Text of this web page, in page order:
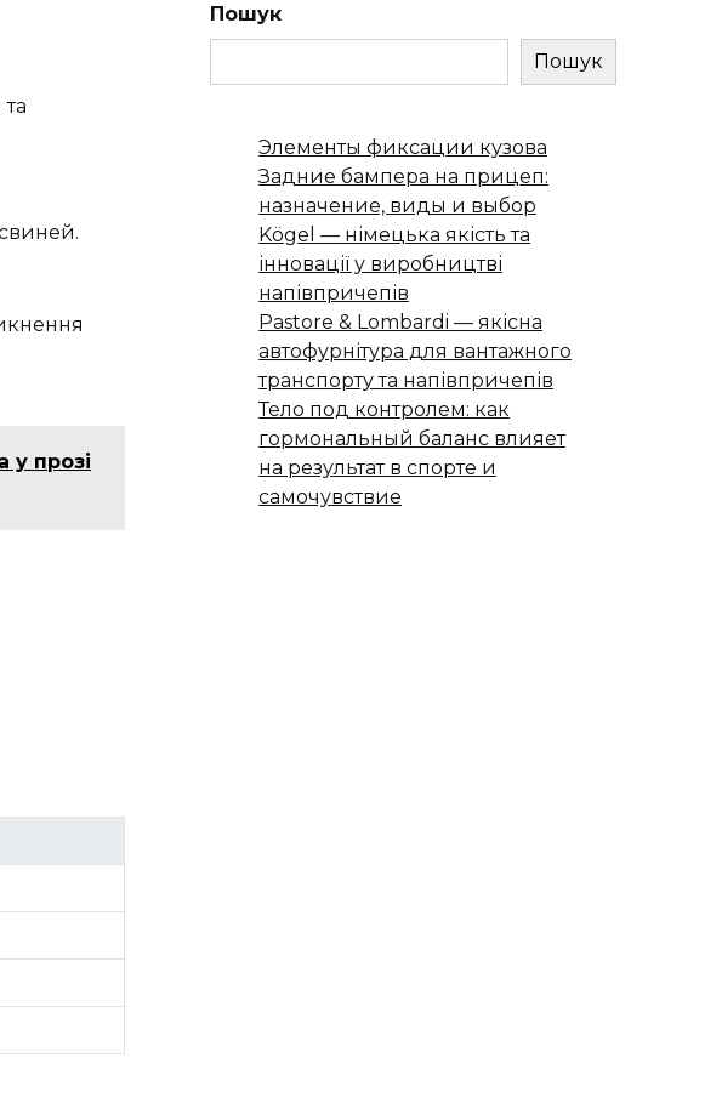
у прозі
Пошук
Пошук
Элементы фиксации кузова
Задние бампера на прицеп:
назначение, виды и выбор
Kögel — німецька якість та
інновації у виробництві
напівпричепів
Pastore & Lombardi — якісна
автофурнітура для вантажного
транспорту та напівпричепів
Тело под контролем: как
гормональный баланс влияет
на результат в спорте и
самочувствие